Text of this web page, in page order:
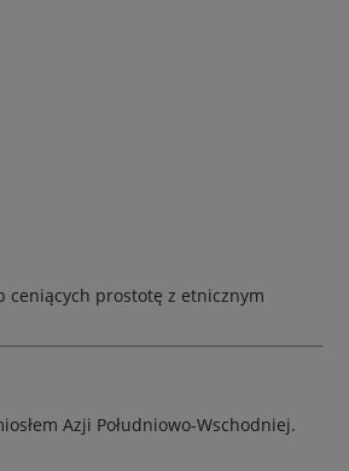
prostotę z etnicznym
Azji Południowo-Wschodniej.